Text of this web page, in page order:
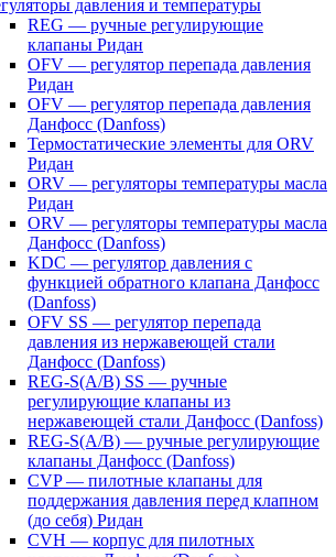
давления и температуры
REG — ручные регулирующие
клапаны Ридан
OFV — регулятор перепада давления
Ридан
OFV — регулятор перепада давления
Данфосс (Danfoss)
Термостатические элементы для ORV
Ридан
ORV — регуляторы температуры масла
Ридан
ORV — регуляторы температуры масла
Данфосс (Danfoss)
KDC — регулятор давления с
функцией обратного клапана Данфосс
(Danfoss)
OFV SS — регулятор перепада
давления из нержавеющей стали
Данфосс (Danfoss)
REG-S(A/B) SS — ручные
регулирующие клапаны из
нержавеющей стали Данфосс (Danfoss)
REG-S(A/B) — ручные регулирующие
клапаны Данфосс (Danfoss)
CVP — пилотные клапаны для
поддержания давления перед клапном
(до себя) Ридан
CVH — корпус для пилотных